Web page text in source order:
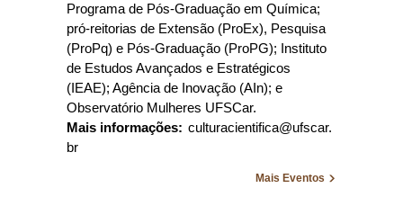
Programa de Pós-Graduação em Química;
pró-reitorias de Extensão (ProEx), Pesquisa
(ProPq) e Pós-Graduação (ProPG); Instituto
de Estudos Avançados e Estratégicos
(IEAE); Agência de Inovação (AIn); e
Observatório Mulheres UFSCar.
Mais informações: culturacientifica@ufscar.
br
Mais Eventos